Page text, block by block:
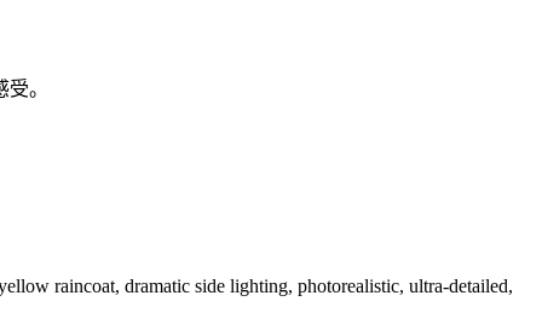
。
raincoat, dramatic side lighting, photorealistic, ultra-detailed,